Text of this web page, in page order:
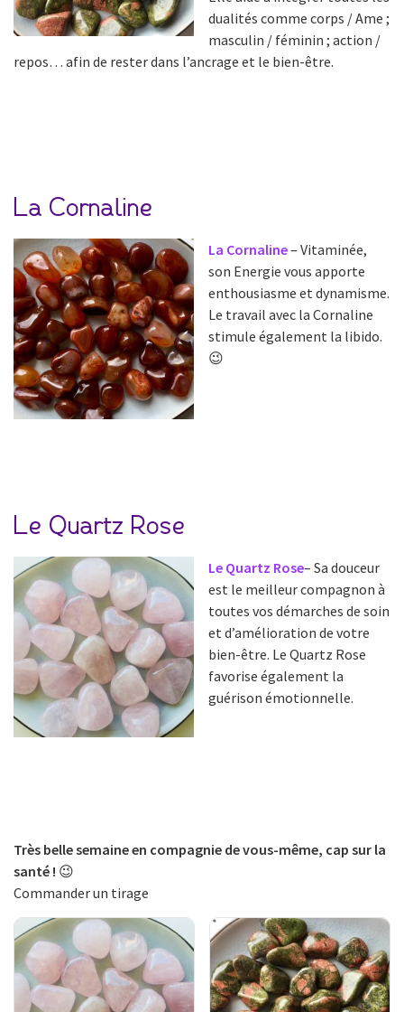
dualités comme corps / Ame ;
masculin / féminin ; action /
repos… afin de rester dans l’ancrage et le bien-être.
La Cornaline
La Cornaline– Vitaminée,
son Energie vous apporte
enthousiasme et dynamisme.
Le travail avec la Cornaline
stimule également la libido.
😉
Le Quartz Rose
Le Quartz Rose– Sa douceur
est le meilleur compagnon à
toutes vos démarches de soin
et d’amélioration de votre
bien-être. Le Quartz Rose
favorise également la
guérison émotionnelle.
Très belle semaine en compagnie de vous-même, cap sur la
santé ! 😉
Commander un tirage